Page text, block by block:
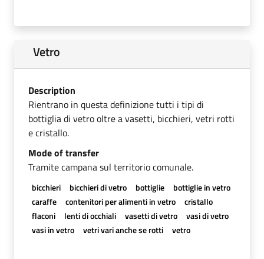
Vetro
Description
Rientrano in questa definizione tutti i tipi di
bottiglia di vetro oltre a vasetti, bicchieri, vetri rotti
e cristallo.
Mode of transfer
Tramite campana sul territorio comunale.
bicchieri bicchieri di vetro bottiglie
bottiglie in vetro
caraffe
contenitori per alimenti in vetro
cristallo
flaconi
lenti di occhiali vasetti di vetro
vasi di vetro
vasi in vetro
vetri vari anche se rotti vetro